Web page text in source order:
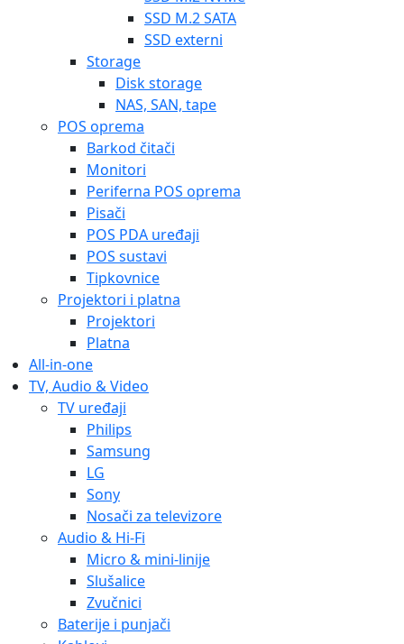
SSD M.2 SATA
SSD externi
Storage
Disk storage
NAS, SAN, tape
POS oprema
Barkod čitači
Monitori
Periferna POS oprema
Pisači
POS PDA uređaji
POS sustavi
Tipkovnice
Projektori i platna
Projektori
Platna
All-in-one
TV, Audio & Video
TV uređaji
Philips
Samsung
LG
Sony
Nosači za televizore
Audio & Hi-Fi
Micro & mini-linije
Slušalice
Zvučnici
Baterije i punjači